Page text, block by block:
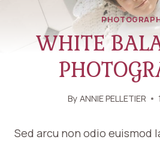
WHITE
By ANNIE PELLETIER
Sed arcu non odio euismod